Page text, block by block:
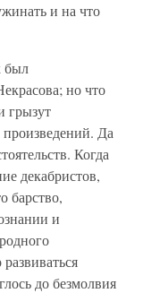
и на что
был
но что
грызут
Да
Когда
декабристов,
барство,
и
до безмолвия